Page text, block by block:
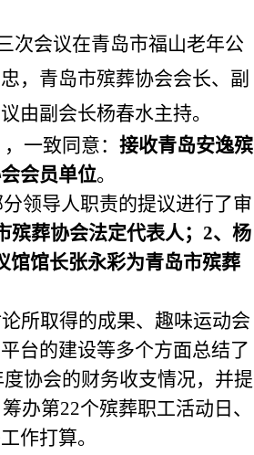
次会议在青岛市福山老年公
，青岛市殡葬协会会长、副
由副会长杨春水主持。
一致同意： 接收青岛安逸殡
会员单位。
领导人职责的提议进行了审
殡葬协会法定代表人；2、杨
馆馆长张永彩为青岛市殡葬
所取得的成果、趣味运动会
台的建设等多个方面总结了
协会的财务收支情况，并提
办第22个殡葬职工活动日、
作打算。